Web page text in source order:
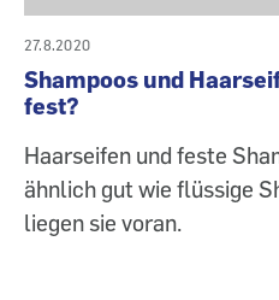
27.8.2020
Shampoos und
fest?
Haarseifen und feste
ähnlich gut wie flüssige
liegen sie voran.